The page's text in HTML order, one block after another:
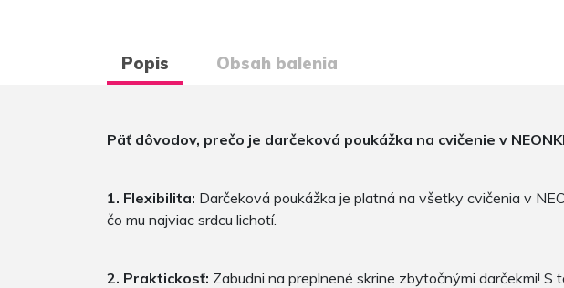
Popis Obsah balenia
Päť dôvodov, prečo je darčeková poukážka na cvičenie v
1. Flexibilita: Darčeková poukážka je platná na všetky cvičenia v
čo mu najviac srdcu lichotí.
2. Praktickosť: Zabudni na preplnené skrine zbytočnými darčekmi!